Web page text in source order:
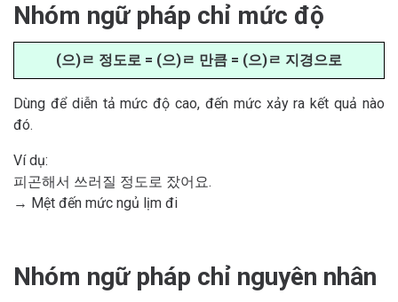
Nhóm ngữ pháp chỉ mức độ
(으)ㄹ 정도로 = (으)ㄹ 만큼 = (으)ㄹ 지경으로
Dùng để diễn tả mức độ cao, đến mức xảy ra kết quả nào
đó.
Ví dụ:
피곤해서 쓰러질 정도로 잤어요.
→ Mệt đến mức ngủ lịm đi
Nhóm ngữ pháp chỉ nguyên nhân